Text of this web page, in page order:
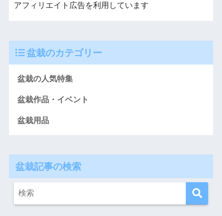
アフィリエイト広告を利用しています
盆栽のカテゴリー
盆栽の人気特集
盆栽作品・イベント
盆栽用品
盆栽記事の検索